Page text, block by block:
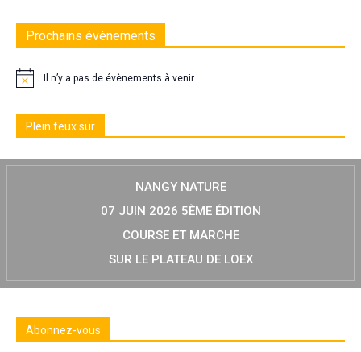
Prochains évènements
Il n’y a pas de évènements à venir.
Plein feux sur
NANGY NATURE
07 JUIN 2026 5ÈME ÉDITION
COURSE ET MARCHE
SUR LE PLATEAU DE LOEX
Abonnez-vous